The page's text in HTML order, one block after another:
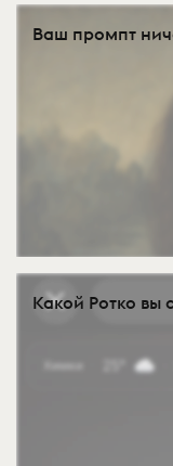
Ваш промпт
Какой Ротко вы